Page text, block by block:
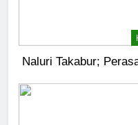
Naluri Takabur;